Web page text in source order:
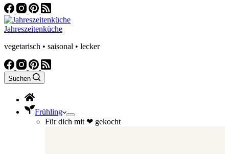
Jahreszeitenküche
vegetarisch • saisonal • lecker
Suchen
Frühling
Für dich mit ❤ gekocht